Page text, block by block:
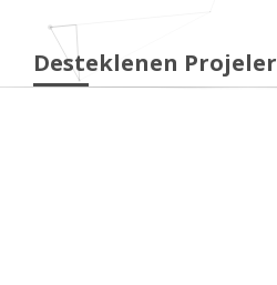
Desteklenen Projeler